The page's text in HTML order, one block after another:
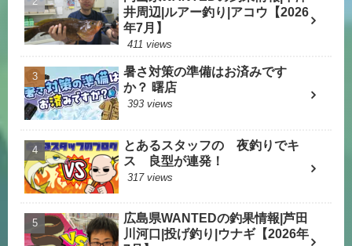
井周辺|ルアー釣り|アコウ【2026
年7月】
411 views
暑さ対策の準備はお済みです
か？ 曙店
393 views
とあるスタッフの 夜釣りでキ
ス 良型が連発！
317 views
広島県WANTEDの釣果情報|芦田
川河口|投げ釣り|ウナギ【2026年